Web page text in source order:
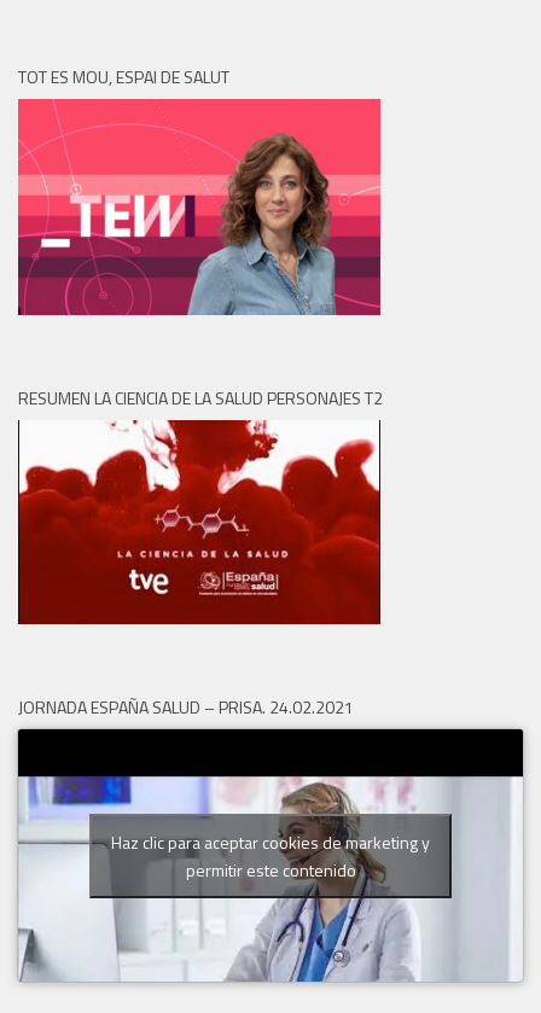
TOT ES MOU, ESPAI DE SALUT
RESUMEN LA CIENCIA DE LA SALUD PERSONAJES T2
JORNADA ESPAÑA SALUD – PRISA. 24.02.2021
Haz clic para aceptar cookies de marketing y
permitir este contenido